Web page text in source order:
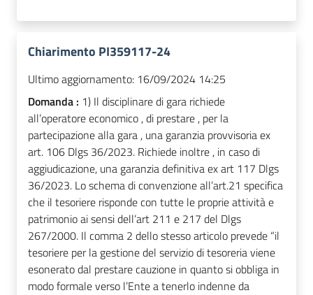
Chiarimento PI359117-24
Ultimo aggiornamento: 16/09/2024 14:25
Domanda : 1) Il disciplinare di gara richiede
all’operatore economico , di prestare , per la
partecipazione alla gara , una garanzia provvisoria ex
art. 106 Dlgs 36/2023. Richiede inoltre , in caso di
aggiudicazione, una garanzia definitiva ex art 117 Dlgs
36/2023. Lo schema di convenzione all’art.21 specifica
che il tesoriere risponde con tutte le proprie attività e
patrimonio ai sensi dell’art 211 e 217 del Dlgs
267/2000. Il comma 2 dello stesso articolo prevede “il
tesoriere per la gestione del servizio di tesoreria viene
esonerato dal prestare cauzione in quanto si obbliga in
modo formale verso l’Ente a tenerlo indenne da